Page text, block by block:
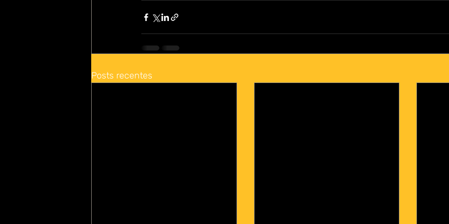
Posts recentes